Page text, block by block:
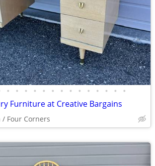
• • • • • • • • • • • • • •
Furniture at Creative Bargains
/ Four Corners